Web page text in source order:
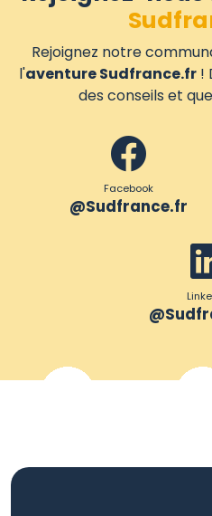
Rejoignez notre
l'aventure Sudfrance.fr !
des conseils et
Facebook
@Sudfrance.fr